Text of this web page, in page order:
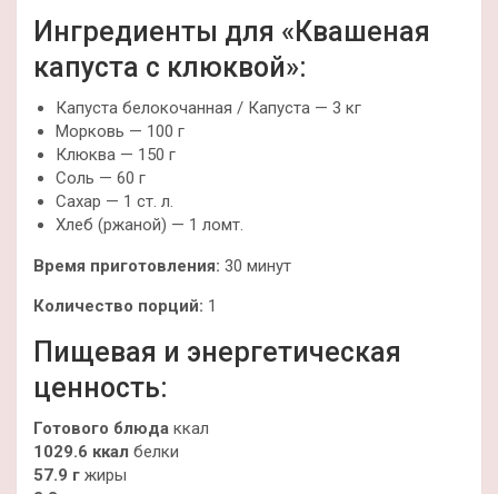
Ингредиенты для «Квашеная
капуста с клюквой»:
Капуста белокочанная / Капустa — 3 кг
Морковь — 100 г
Клюква — 150 г
Соль — 60 г
Сахар — 1 ст. л.
Хлеб (ржаной) — 1 ломт.
Время приготовления: 30 минут
Количество порций: 1
Пищевая и энергетическая
ценность:
Готового блюда ккал
1029.6 ккал белки
57.9 г жиры